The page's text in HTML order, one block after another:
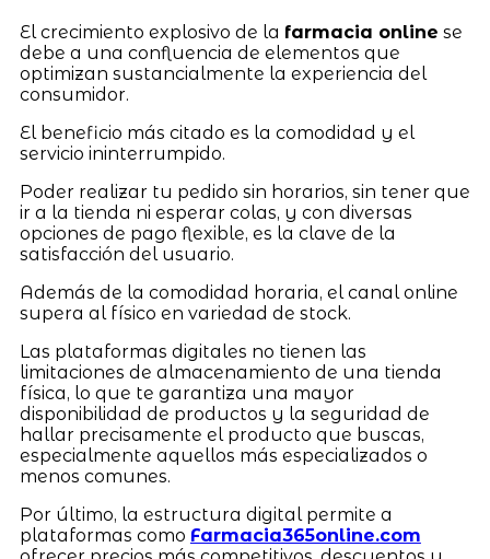
El crecimiento explosivo de la farmacia online se
debe a una confluencia de elementos que
optimizan sustancialmente la experiencia del
consumidor.
El beneficio más citado es la comodidad y el
servicio ininterrumpido.
Poder realizar tu pedido sin horarios, sin tener que
ir a la tienda ni esperar colas, y con diversas
opciones de pago flexible, es la clave de la
satisfacción del usuario.
Además de la comodidad horaria, el canal online
supera al físico en variedad de stock.
Las plataformas digitales no tienen las
limitaciones de almacenamiento de una tienda
física, lo que te garantiza una mayor
disponibilidad de productos y la seguridad de
hallar precisamente el producto que buscas,
especialmente aquellos más especializados o
menos comunes.
Por último, la estructura digital permite a
plataformas como Farmacia365online.com